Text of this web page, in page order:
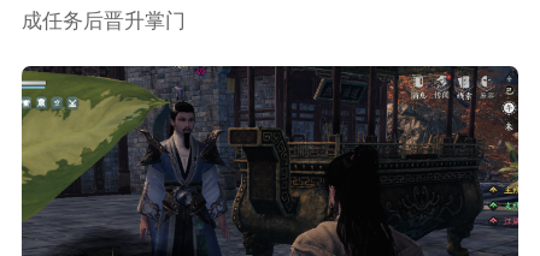
成任务后晋升掌门